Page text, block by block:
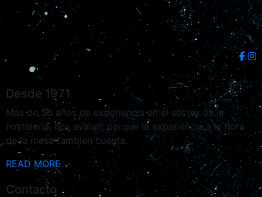
Desde 1971
Más de 50 años de experiencia en el sector de la
hostelería, nos avalan, porque la experiencia a la hora
de la mesa tambien cuenta.
READ MORE
Contacto